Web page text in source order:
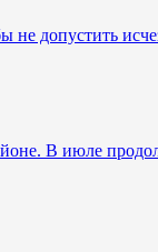
не допустить
В июле